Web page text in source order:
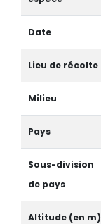
Date
Lieu de récolte
Milieu
Pays
Sous-division
de pays
Altitude (en m)